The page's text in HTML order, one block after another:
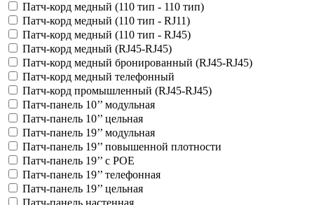
Патч-корд медный (110 тип - 110 тип)
Патч-корд медный (110 тип - RJ11)
Патч-корд медный (110 тип - RJ45)
Патч-корд медный (RJ45-RJ45)
Патч-корд медный бронированный (RJ45-RJ45)
Патч-корд медный телефонный
Патч-корд промышленный (RJ45-RJ45)
Патч-панель 10’’ модульная
Патч-панель 10’’ цельная
Патч-панель 19’’ модульная
Патч-панель 19’’ повышенной плотности
Патч-панель 19’’ с POE
Патч-панель 19’’ телефонная
Патч-панель 19’’ цельная